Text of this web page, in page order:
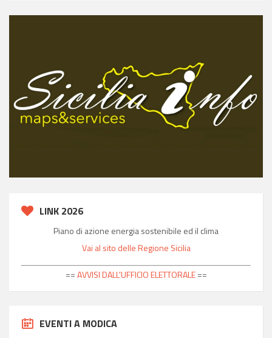
LINK 2026
Piano di azione energia sostenibile ed il clima
Vai al sito delle Regione Sicilia
==AVVISI DALL'UFFICIO ELETTORALE==
EVENTI A MODICA